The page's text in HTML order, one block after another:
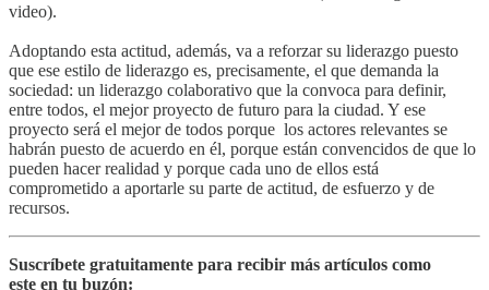
video).
Adoptando esta actitud, además, va a reforzar su liderazgo puesto
que ese estilo de liderazgo es, precisamente, el que demanda la
sociedad: un liderazgo colaborativo que la convoca para definir,
entre todos, el mejor proyecto de futuro para la ciudad. Y ese
proyecto será el mejor de todos porque los actores relevantes se
habrán puesto de acuerdo en él, porque están convencidos de que lo
pueden hacer realidad y porque cada uno de ellos está
comprometido a aportarle su parte de actitud, de esfuerzo y de
recursos.
Suscríbete gratuitamente para recibir más artículos como
este en tu buzón: